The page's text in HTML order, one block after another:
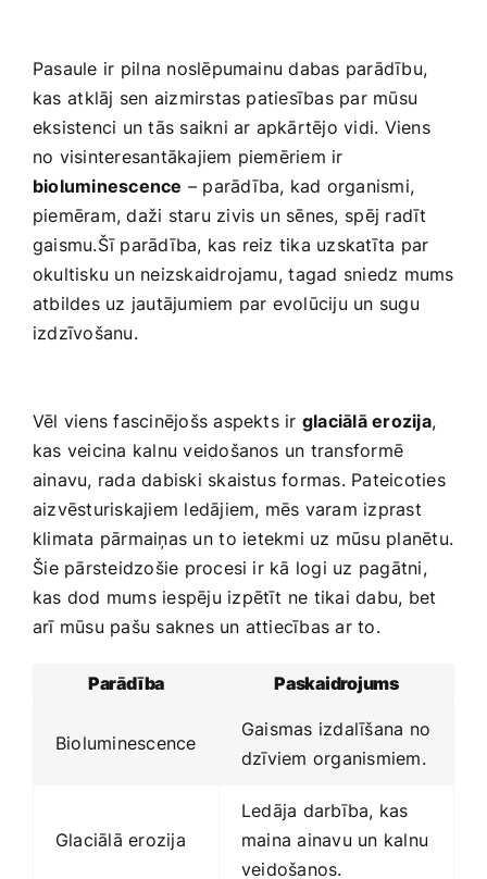
Pasaule ⁤ir pilna noslēpumainu dabas parādību,
kas ⁢atklāj sen aizmirstas patiesības par mūsu
eksistenci un tās saikni ar apkārtējo vidi. Viens
no visinteresantākajiem piemēriem ir
bioluminescence – parādība, kad organismi,⁣
piemēram, daži staru zivis un sēnes,⁤ spēj radīt
gaismu.Šī parādība, kas reiz tika uzskatīta par
okultisku un neizskaidrojamu,⁣ tagad sniedz mums
atbildes uz jautājumiem par evolūciju un sugu
izdzīvošanu.
Vēl viens fascinējošs aspekts ir glaciālā erozija,
kas veicina kalnu‌ veidošanos un ‌transformē
ainavu, rada dabiski skaistus ​formas. Pateicoties‌
aizvēsturiskajiem ledājiem, mēs varam izprast
klimata pārmaiņas un ⁢to ⁣ietekmi uz ‌mūsu planētu.
⁢Šie pārsteidzošie procesi ir kā logi uz pagātni,
kas dod ‌mums iespēju izpētīt ne ‌tikai dabu, bet
arī mūsu pašu saknes un attiecības ar to.
Parādība Paskaidrojums
Bioluminescence
Gaismas izdalīšana no‍
dzīviem organismiem.
Glaciālā erozija
Ledāja darbība, kas
maina ainavu un kalnu
veidošanos.